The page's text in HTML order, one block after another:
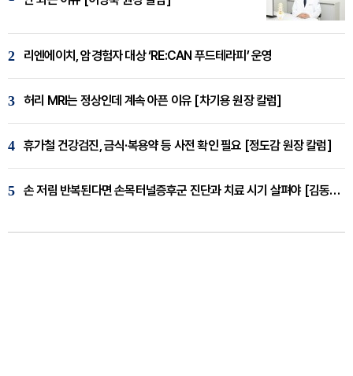
2 리엔에이치, 암경험자 대상 ‘RE:CAN 푸드테라피’ 운영
3 허리 MRI는 정상인데 계속 아픈 이유 [차기용 원장 칼럼]
4 휴가철 건강검진, 금식·복용약 등 사전 확인 필요 [정도감 원장 칼럼]
5 손 저림 반복된다면 손목터널증후군 진단과 치료 시기 살펴야 [김동현 원장 칼럼]